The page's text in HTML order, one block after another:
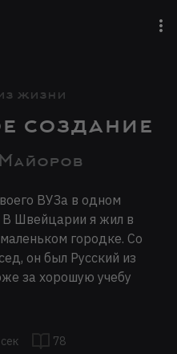
жизни
создание
ВУЗа в одном
Швейцарии я жил в
городке. Со
он был Русский из
за хорошую учебу
78